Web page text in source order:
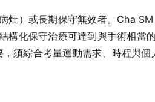
灶）或長期保守無效者。Cha
化保守治療可達到與手術相當
綜合考量運動需求、時程與個